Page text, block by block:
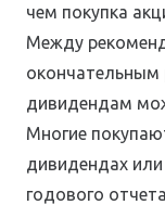
чем покупка
Между
окончательным
дивидендам
Многие
дивидендах
годового